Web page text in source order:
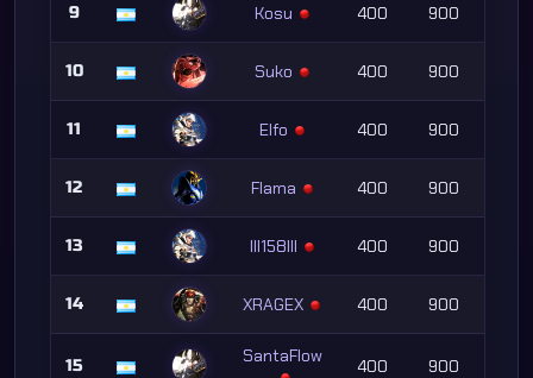
9 Kosu 400 900
10 Suko 400 900
11 Elfo 400 900
12 Flama 400 900
13 lll158lll 400 900
14 XRAGEX 400 900
15 SantaFlow 400 900